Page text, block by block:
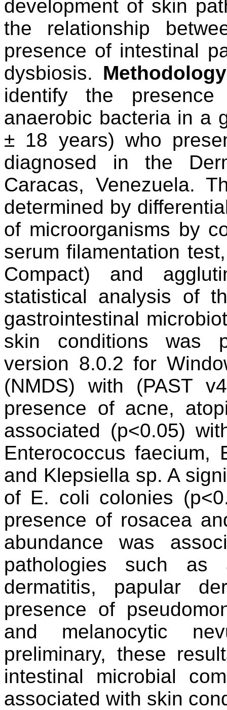
development of skin
the relationship
presence of intestinal
dysbiosis. Methodology
identify the
anaerobic bacteria in a
± 18 years) who
diagnosed in the
Caracas, Venezuela.
determined by
of microorganisms by
serumfilamentation
Compact) and
statistical analysis of
gastrointestinal
skin conditions was
version 8.0.2 for
(NMDS) with (PAST
presence of acne,
associated (p<0.05)
Enterococcusfaecium,
and Klepsiellasp. A
of E. coli colonies
presence of rosacea
abundance was
pathologies such as
dermatitis, papular
presence of
and melanocytic
preliminary, these
intestinal microbial
associated with skin